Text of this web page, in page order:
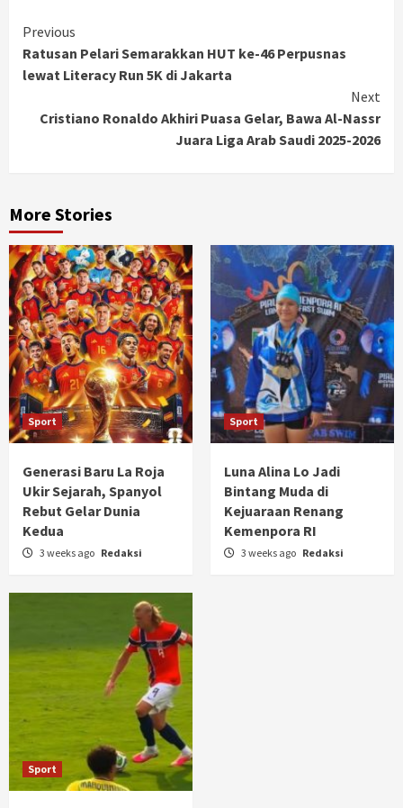
Continue
Reading
Previous
Ratusan Pelari Semarakkan HUT ke-46 Perpusnas
lewat Literacy Run 5K di Jakarta
Next
Cristiano Ronaldo Akhiri Puasa Gelar, Bawa Al-Nassr
Juara Liga Arab Saudi 2025-2026
More Stories
Sport
Generasi Baru La Roja
Ukir Sejarah, Spanyol
Rebut Gelar Dunia
Kedua
3 weeks ago Redaksi
Sport
Luna Alina Lo Jadi
Bintang Muda di
Kejuaraan Renang
Kemenpora RI
3 weeks ago Redaksi
Sport